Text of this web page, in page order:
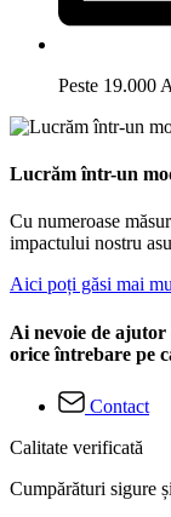
Peste 19.000
Lucrăm într-un
Cu numeroase
impactului nostru
Aici poți găsi mai
Ai nevoie de ajutor
orice întrebare pe
Contact
Calitate verificată
Cumpărături sigure